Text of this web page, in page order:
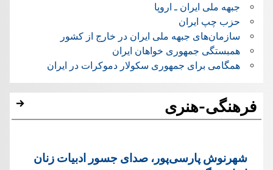
جبهه ملی ایران ـ اروپا
حزب چپ ایران
سازمان‌های جبهه ملی ایران در خارج از کشور
همبستگی جمهوری خواهان ایران
همگامی برای جمهوری سکولار دموکرات در ایران
فرهنگی-هنری
شهرنوش پارسی‌پور، صدای جسور ادبیات زنان